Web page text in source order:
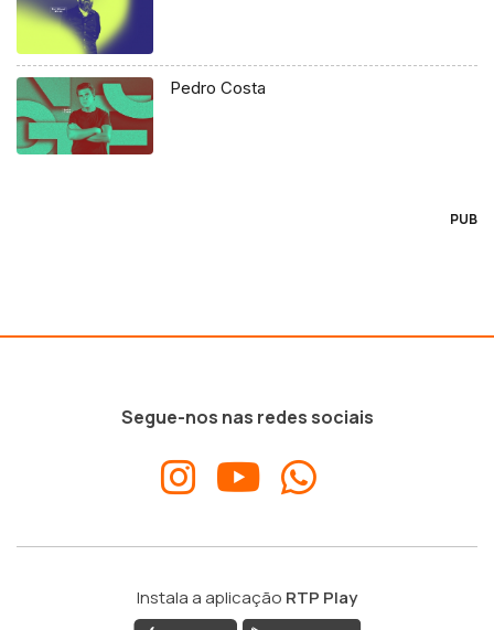
Pedro Costa
PUB
Segue-nos nas redes sociais
Instala a aplicação RTP Play